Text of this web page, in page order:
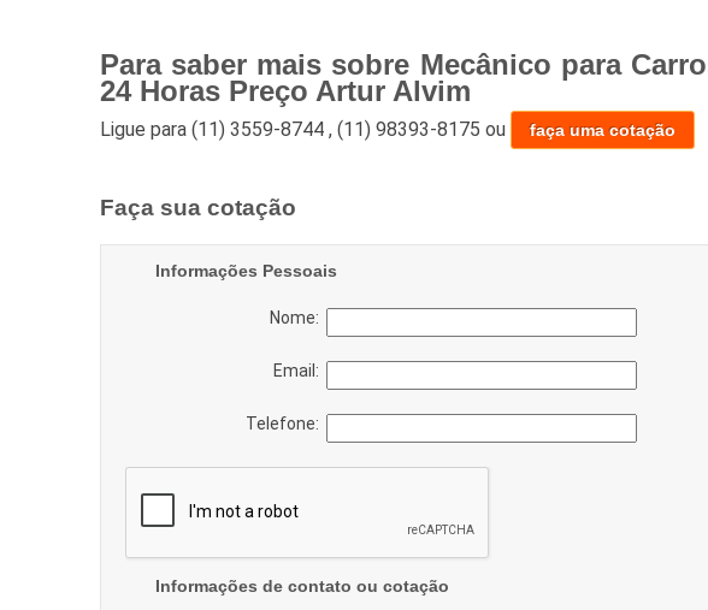
Para saber mais sobre Mecânico para
24 Horas Preço Artur Alvim
Ligue para (11) 3559-8744 , (11) 98393-8175 ou faça uma cotação
Faça sua cotação
Informações Pessoais
Nome:
Email:
Telefone:
Informações de contato ou cotação